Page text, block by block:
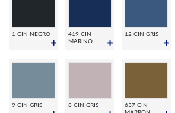
1 CIN NEGRO
419 CIN
MARINO
12 CIN GRIS
9 CIN GRIS 8 CIN GRIS
637 CIN